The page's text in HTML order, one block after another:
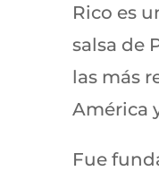
Rico es
salsa de
las más
América
Fue